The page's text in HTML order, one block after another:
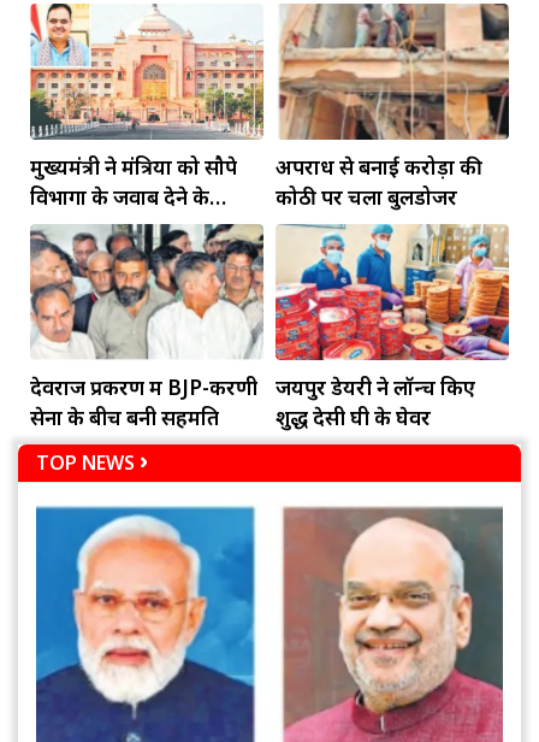
मुख्यमंत्री ने मंत्रियों को सौपे
विभागों के जवाब देने के
दायित्व
अपराध से बनाई करोड़ों की
कोठी पर चला बुलडोजर
देवराज प्रकरण में BJP-करणी
सेना के बीच बनी सहमति
जयपुर डेयरी ने लॉन्च किए
शुद्ध देसी घी के घेवर
TOP NEWS